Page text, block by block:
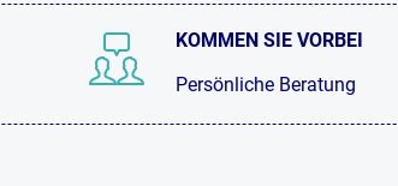
KOMMEN SIE VORBEI
Persönliche Beratung